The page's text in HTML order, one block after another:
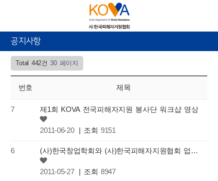
공지사항
Total 442건 30 페이지
번호 제목
7 제1회 KOVA 전국피해자지원 봉사단 워크샵 영상
2011-06-20 | 조회 9151
6 (사)한국창업학회와 (사)한국피해자지원협회 업무협약(MOU)체결
2011-05-27 | 조회 8947